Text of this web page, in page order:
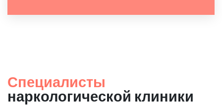
Специалисты
наркологической клиники